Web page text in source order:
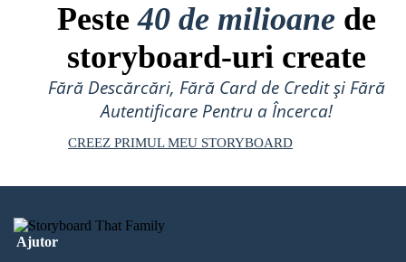
Peste40 de milioane de
storyboard-uri create
Fără Descărcări, Fără Card de Credit și Fără
Autentificare Pentru a Încerca!
CREEZ PRIMUL MEU STORYBOARD
Ajutor